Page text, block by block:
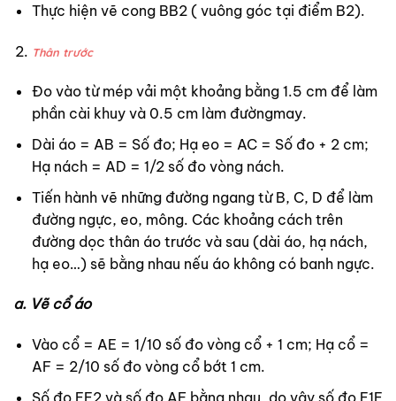
Thực hiện vẽ cong BB2 ( vuông góc tại điểm B2).
Thân trước
Đo vào từ mép vải một khoảng bằng 1.5 cm để làm
phần cài khuy và 0.5 cm làm đườngmay.
Dài áo = AB = Số đo; Hạ eo = AC = Số đo + 2 cm;
Hạ nách = AD = 1/2 số đo vòng nách.
Tiến hành vẽ những đường ngang từ B, C, D để làm
đường ngực, eo, mông. Các khoảng cách trên
đường dọc thân áo trước và sau (dài áo, hạ nách,
hạ eo…) sẽ bằng nhau nếu áo không có banh ngực.
a. Vẽ cổ áo
Vào cổ = AE = 1/10 số đo vòng cổ + 1 cm; Hạ cổ =
AF = 2/10 số đo vòng cổ bớt 1 cm.
Số đo EE2 và số đo AF bằng nhau, do vậy số đo E1E